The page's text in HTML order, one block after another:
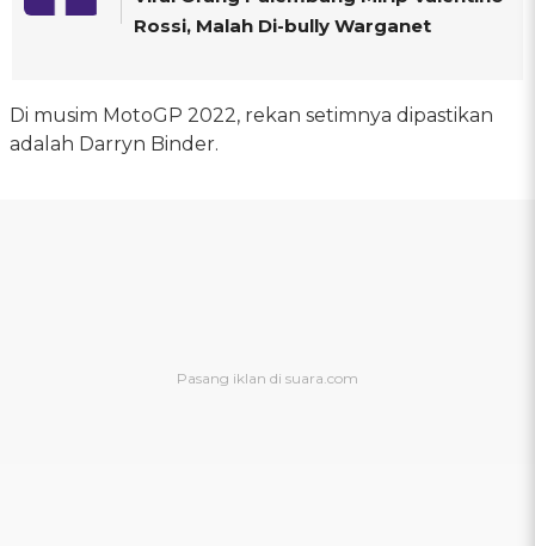
Rossi, Malah Di-bully Warganet
Di musim MotoGP 2022, rekan setimnya dipastikan
adalah Darryn Binder.